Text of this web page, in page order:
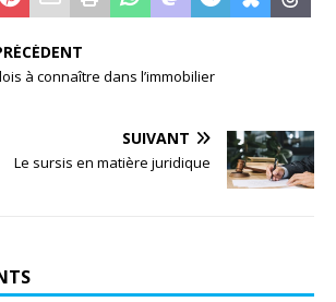
à connaître dans l’immobilier
SUIVANT
Le sursis en matière juridique